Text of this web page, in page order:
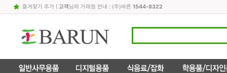
즐겨찾기 추가| 고객님의 거래점 안내 : (주)바른 1544-8322